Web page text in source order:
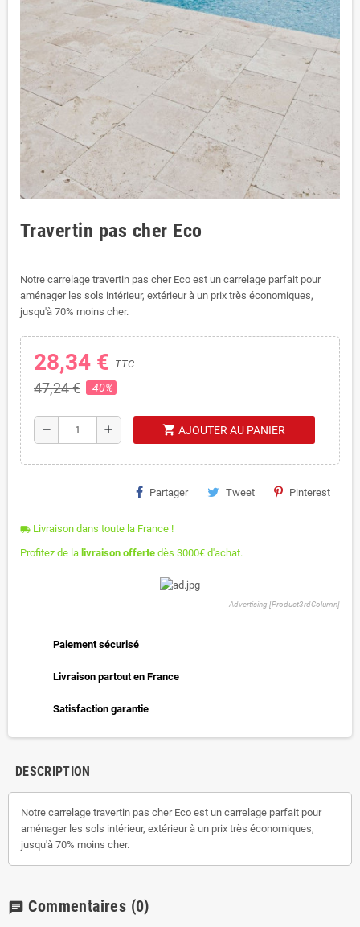
Travertin pas cher Eco
Notre carrelage travertin pas cher Eco est un carrelage parfait pour
aménager les sols intérieur, extérieur à un prix très économiques,
jusqu'à 70% moins cher.
28,34 € TTC
47,24 € -40%
remove add shopping_cart AJOUTER AU PANIER
Partager Tweet Pinterest
local_shipping Livraison dans toute la France !
Profitez de la livraison offerte dès 3000€ d'achat.
Advertising [Product3rdColumn]
Paiement sécurisé
Livraison partout en France
Satisfaction garantie
DESCRIPTION
Notre carrelage travertin pas cher Eco est un carrelage parfait pour
aménager les sols intérieur, extérieur à un prix très économiques,
jusqu'à 70% moins cher.
chat Commentaires (0)